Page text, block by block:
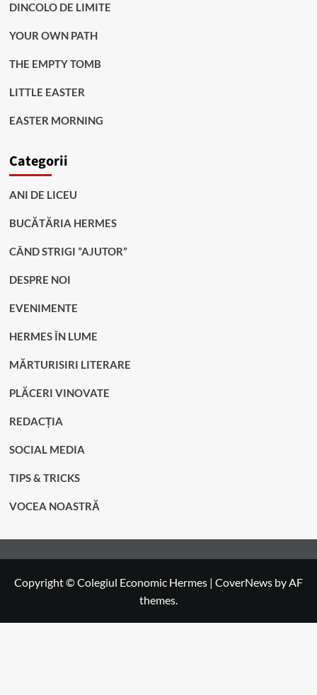
DINCOLO DE LIMITE
YOUR OWN PATH
THE EMPTY TOMB
LITTLE EASTER
EASTER MORNING
Categorii
ANI DE LICEU
BUCĂTĂRIA HERMES
CÂND STRIGI ”AJUTOR”
DESPRE NOI
EVENIMENTE
HERMES ÎN LUME
MĂRTURISIRI LITERARE
PLĂCERI VINOVATE
REDACȚIA
SOCIAL MEDIA
TIPS & TRICKS
VOCEA NOASTRĂ
Copyright © Colegiul Economic Hermes | CoverNews by AF
themes.